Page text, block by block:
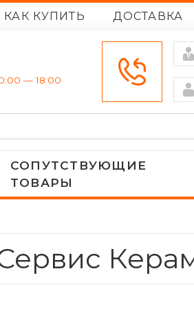
КАК КУПИТЬ ДОСТАВКА
— 18:00
ITALY
RUSSIA
RUSSIA
СОПУТСТВУЮЩИЕ
ТОВАРЫ